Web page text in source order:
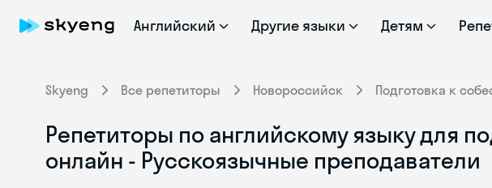
Английский Другие языки Детям
Skyeng Все репетиторы Новороссийск Подготовка к
Репетиторы по английскому языку для
онлайн - Русскоязычные преподаватели